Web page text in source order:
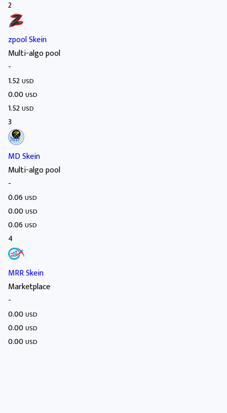
2
zpool Skein
Multi-algo pool
-
1.52USD
0.00USD
1.52USD
3
MD Skein
Multi-algo pool
-
0.06USD
0.00USD
0.06USD
4
MRR Skein
Marketplace
-
0.00USD
0.00USD
0.00USD